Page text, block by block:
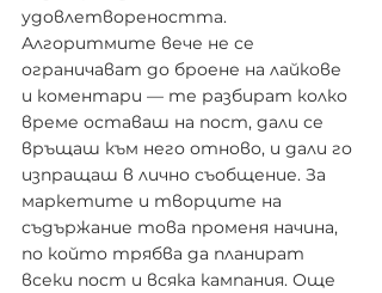
удовлетвореността.
Алгоритмите вече не се
ограничават до броене на лайкове
и коментари — те разбират колко
време оставаш на пост, дали се
връщаш към него отново, и дали го
изпращаш в лично съобщение. За
маркетите и творците на
съдържание това променя начина,
по който трябва да планират
всеки пост и всяка кампания. Още